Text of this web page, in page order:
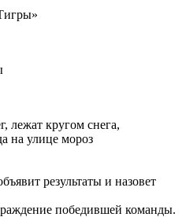
лежат кругом снега,
на улице мороз
результаты и назовет
победившей команды.